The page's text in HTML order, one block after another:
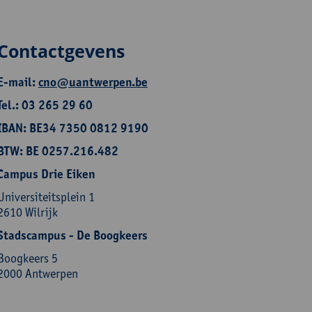
mail:cno@uantwerpen.be
03 265 29 60
BE34 7350 0812 9190
BE 0257.216.482
Drie Eiken
1
Wilrijk
- De Boogkeers
5
Antwerpen